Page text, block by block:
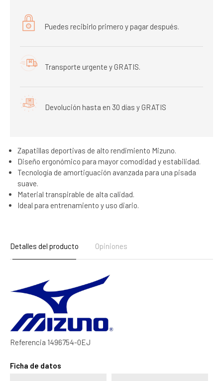
Puedes recibirlo primero y pagar después.
Transporte urgente y GRATIS.
Devolución hasta en 30 días y GRATIS
Zapatillas deportivas de alto rendimiento Mizuno.
Diseño ergonómico para mayor comodidad y estabilidad.
Tecnología de amortiguación avanzada para una pisada
suave.
Material transpirable de alta calidad.
Ideal para entrenamiento y uso diario.
Detalles del producto Opiniones
Referencia 1496754-0EJ
Ficha de datos